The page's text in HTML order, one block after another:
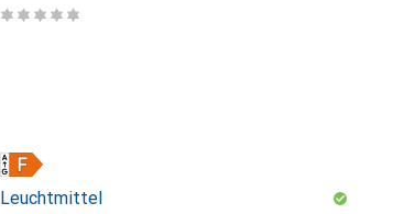
Leuchtmittel